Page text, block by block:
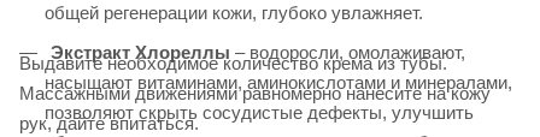
общей регенерации кожи, глубоко увлажняет.
Экстракт Хлореллы – водоросли, омолаживают,
насыщают витаминами, аминокислотами и минералами,
позволяют скрыть сосудистые дефекты, улучшить
Выдавите необходимое количество крема из тубы.
Массажными движениями равномерно нанесите на кожу
рук, дайте впитаться.